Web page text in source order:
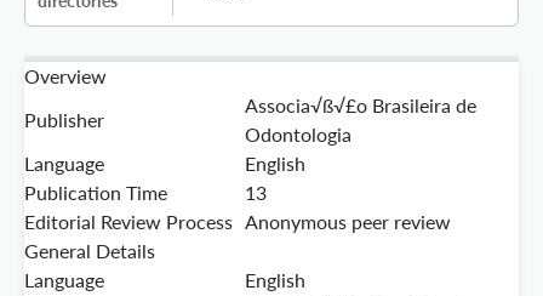
Overview
Publisher
Associa√ß√£o Brasileira de
Odontologia
Language
English
Publication Time
13
Editorial Review Process Anonymous peer review
General Details
Language
English